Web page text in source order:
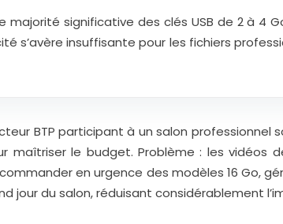
majorité significative des clés USB de 2 à
s’avère insuffisante pour les fichiers
BTP participant à un salon
maîtriser le budget. Problème : les vidéos
en urgence des modèles 16 Go,
jour du salon, réduisant considérablement